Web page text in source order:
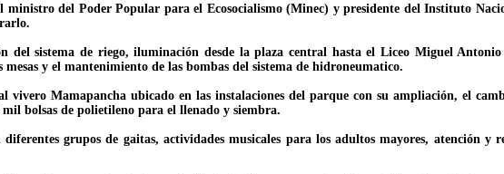
ministro del Poder Popular para el Ecosocialismo (Minec) y presidente del Instituto
del sistema de riego, iluminación desde la plaza central hasta el Liceo Miguel
y el mantenimiento de las bombas del sistema de hidroneumatico.
Mamapancha ubicado en las instalaciones del parque con su ampliación, el
bolsas de polietileno para el llenado y siembra.
grupos de gaitas, actividades musicales para los adultos mayores, atención